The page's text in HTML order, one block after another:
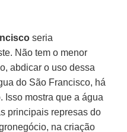
seria
Não tem o menor
abdicar o uso dessa
do São Francisco, há
Isso mostra que a água
principais represas do
na criação